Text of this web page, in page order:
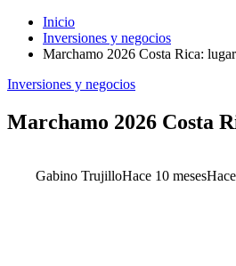
Inicio
Inversiones y negocios
Marchamo 2026 Costa Rica:
Inversiones y negocios
Marchamo 2026 Costa
Gabino TrujilloHace 10 meses